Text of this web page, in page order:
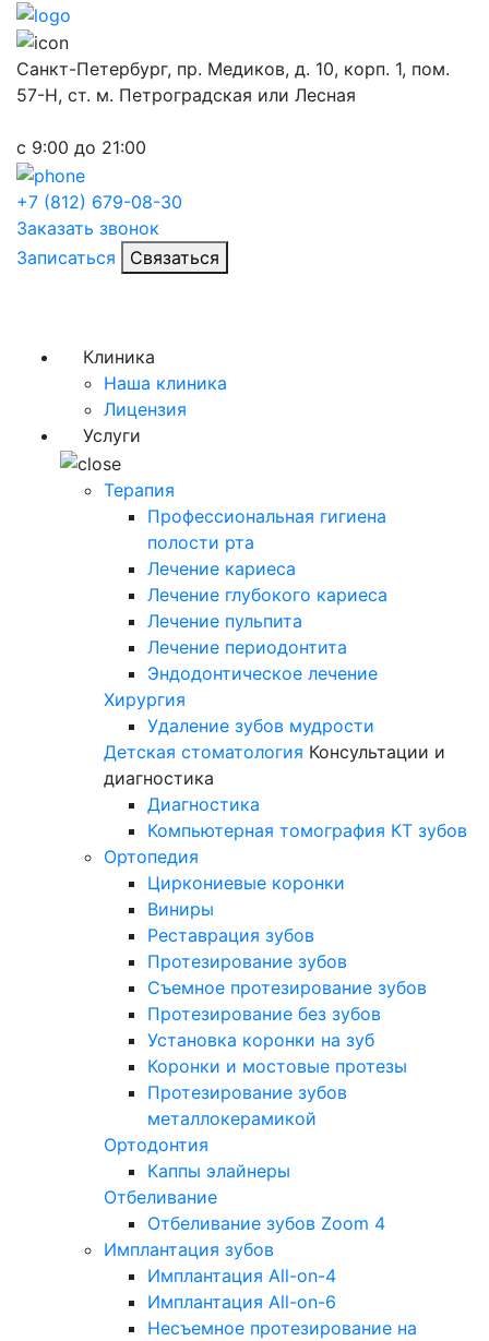
Санкт-Петербург, пр. Медиков, д. 10, корп. 1, пом.
57-Н, ст. м. Петроградская или Лесная
с 9:00 до 21:00
+7 (812) 679-08-30
Заказать звонок
Записаться
Связаться
Клиника
Наша клиника
Лицензия
Услуги
Терапия
Профессиональная гигиена
полости рта
Лечение кариеса
Лечение глубокого кариеса
Лечение пульпита
Лечение периодонтита
Эндодонтическое лечение
Хирургия
Удаление зубов мудрости
Детская стоматология Консультации и
диагностика
Диагностика
Компьютерная томография КТ зубов
Ортопедия
Циркониевые коронки
Виниры
Реставрация зубов
Протезирование зубов
Съемное протезирование зубов
Протезирование без зубов
Установка коронки на зуб
Коронки и мостовые протезы
Протезирование зубов
металлокерамикой
Ортодонтия
Каппы элайнеры
Отбеливание
Отбеливание зубов Zoom 4
Имплантация зубов
Имплантация All-on-4
Имплантация All-on-6
Несъемное протезирование на